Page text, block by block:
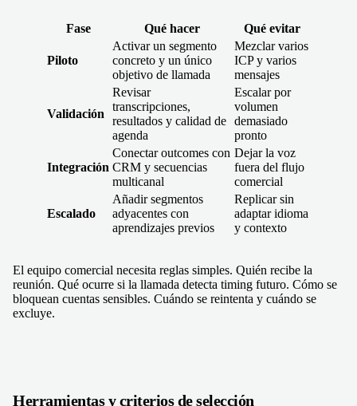
Fase Qué hacer Qué evitar
Piloto
Activar un segmento
concreto y un único
objetivo de llamada
Mezclar varios
ICP y varios
mensajes
Validación
Revisar
transcripciones,
resultados y calidad de
agenda
Escalar por
volumen
demasiado
pronto
Integración
Conectar outcomes con
CRM y secuencias
multicanal
Dejar la voz
fuera del flujo
comercial
Escalado
Añadir segmentos
adyacentes con
aprendizajes previos
Replicar sin
adaptar idioma
y contexto
El equipo comercial necesita reglas simples. Quién recibe la
reunión. Qué ocurre si la llamada detecta timing futuro. Cómo se
bloquean cuentas sensibles. Cuándo se reintenta y cuándo se
excluye.
Herramientas y criterios de selección